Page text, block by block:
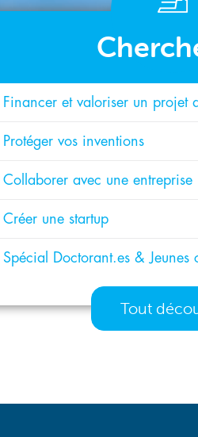
Financer et valoriser un projet
Protéger vos inventions
Collaborer avec une entreprise
Créer une startup
Spécial Doctorant.es & Jeunes
Tout